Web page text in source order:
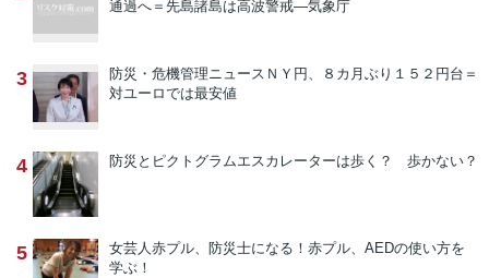
通過へ＝先島諸島は高波警戒―気象庁
3 防災・危機管理ニュース ＮＹ円、８カ月ぶり１５２円台＝
対ユーロでは最安値
4 防災とピクトグラムエスカレーターは歩く？ 歩かない？
5 女芸人赤プル、防災士になる！ 赤プル、AEDの使い方を
学ぶ！